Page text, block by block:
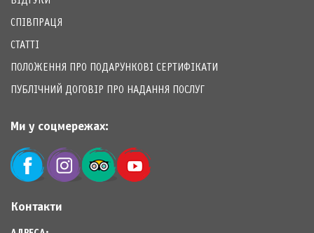
СПІВПРАЦЯ
СТАТТІ
ПОЛОЖЕННЯ ПРО ПОДАРУНКОВІ СЕРТИФІКАТИ
ПУБЛІЧНИЙ ДОГОВІР ПРО НАДАННЯ ПОСЛУГ
Ми у соцмережах:
Контакти
АДРЕСА: